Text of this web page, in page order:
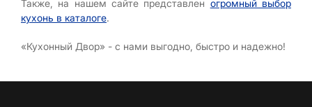
Также, на нашем сайте представлен огромный выбор
кухонь в каталоге.
«Кухонный Двор» - с нами выгодно, быстро и надежно!